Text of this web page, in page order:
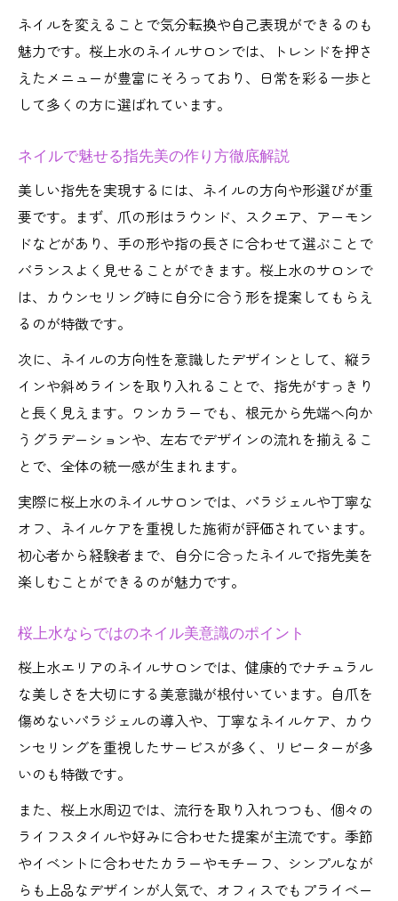
ネイルを変えることで気分転換や自己表現ができるのも
魅力です。桜上水のネイルサロンでは、トレンドを押さ
えたメニューが豊富にそろっており、日常を彩る一歩と
して多くの方に選ばれています。
ネイルで魅せる指先美の作り方徹底解説
美しい指先を実現するには、ネイルの方向や形選びが重
要です。まず、爪の形はラウンド、スクエア、アーモン
ドなどがあり、手の形や指の長さに合わせて選ぶことで
バランスよく見せることができます。桜上水のサロンで
は、カウンセリング時に自分に合う形を提案してもらえ
るのが特徴です。
次に、ネイルの方向性を意識したデザインとして、縦ラ
インや斜めラインを取り入れることで、指先がすっきり
と長く見えます。ワンカラーでも、根元から先端へ向か
うグラデーションや、左右でデザインの流れを揃えるこ
とで、全体の統一感が生まれます。
実際に桜上水のネイルサロンでは、パラジェルや丁寧な
オフ、ネイルケアを重視した施術が評価されています。
初心者から経験者まで、自分に合ったネイルで指先美を
楽しむことができるのが魅力です。
桜上水ならではのネイル美意識のポイント
桜上水エリアのネイルサロンでは、健康的でナチュラル
な美しさを大切にする美意識が根付いています。自爪を
傷めないパラジェルの導入や、丁寧なネイルケア、カウ
ンセリングを重視したサービスが多く、リピーターが多
いのも特徴です。
また、桜上水周辺では、流行を取り入れつつも、個々の
ライフスタイルや好みに合わせた提案が主流です。季節
やイベントに合わせたカラーやモチーフ、シンプルなが
らも上品なデザインが人気で、オフィスでもプライベー